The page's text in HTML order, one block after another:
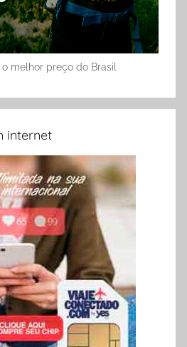
melhor preço do Brasil
internet